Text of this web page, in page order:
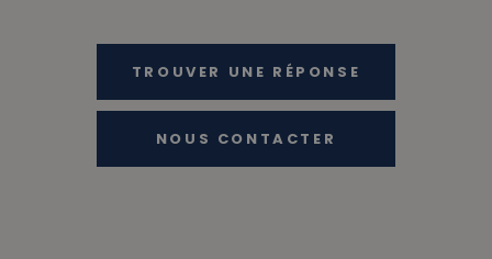
TROUVER UNE RÉPONSE
NOUS CONTACTER